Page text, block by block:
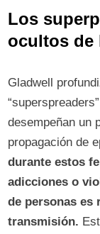
Los
ocultos de
Gladwell
desempeñan un
propagación de
durante estos
adicciones o
de personas es
transmisión.